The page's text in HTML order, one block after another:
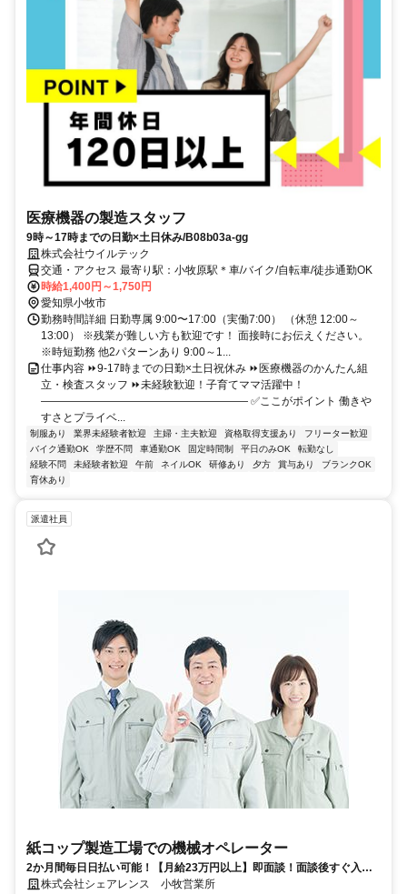
医療機器の製造スタッフ
9時～17時までの日勤×土日休み/B08b03a-gg
株式会社ウイルテック
交通・アクセス 最寄り駅：小牧原駅＊車/バイク/自転車/徒歩通勤OK
時給1,400円～1,750円
愛知県小牧市
勤務時間詳細 日勤専属 9:00〜17:00（実働7:00） （休憩 12:00～
13:00） ※残業が難しい方も歓迎です！ 面接時にお伝えください。
※時短勤務 他2パターンあり 9:00～1...
仕事内容 ⏩9‐17時までの日勤×土日祝休み ⏩医療機器のかんたん組
立・検査スタッフ ⏩未経験歓迎！子育てママ活躍中！
――――――――――――――――――― ✅ここがポイント 働きや
すさとプライベ...
制服あり 業界未経験者歓迎 主婦・主夫歓迎 資格取得支援あり
フリーター歓迎
バイク通勤OK
学歴不問 車通勤OK 固定時間制 平日のみOK
転勤なし
経験不問
未経験者歓迎 午前 ネイルOK 研修あり 夕方 賞与あり
ブランクOK
育休あり
派遣社員
紙コップ製造工場での機械オペレーター
2か月間毎日日払い可能！【月給23万円以上】即面談！面談後すぐ入寮
可能！ 寮費無料キャンペーン実施中！
株式会社シェアレンス 小牧営業所